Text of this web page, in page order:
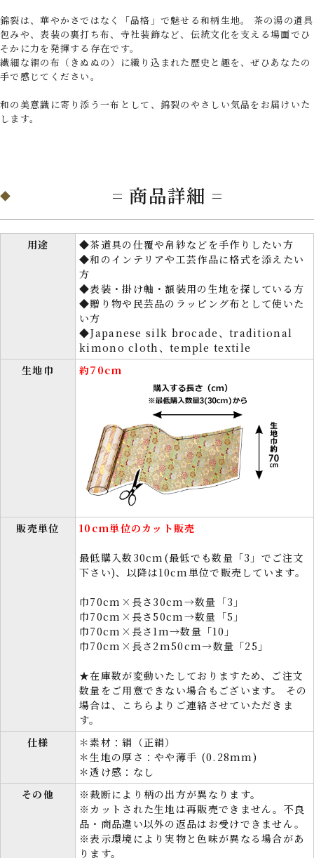
錦裂は、華やかさではなく「品格」で魅せる和柄生地。 茶の湯の道具
包みや、表装の裏打ち布、寺社装飾など、伝統文化を支える場面でひ
そかに力を発揮する存在です。
繊細な絹の布（きぬぬの）に織り込まれた歴史と趣を、ぜひあなたの
手で感じてください。
和の美意識に寄り添う一布として、錦裂のやさしい気品をお届けいた
します。
= 商品詳細 =
用途
◆茶道具の仕覆や帛紗などを手作りしたい方
◆和のインテリアや工芸作品に格式を添えたい
方
◆表装・掛け軸・額装用の生地を探している方
◆贈り物や民芸品のラッピング布として使いた
い方
◆Japanese silk brocade、traditional
kimono cloth、temple textile
生地巾
約70cm
販売単位 10cm単位のカット販売
最低購入数30cm(最低でも数量「3」でご注文
下さい)、以降は10cm単位で販売しています。
巾70cm×長さ30cm→数量「3」
巾70cm×長さ50cm→数量「5」
巾70cm×長さ1m→数量「10」
巾70cm×長さ2m50cm→数量「25」
★在庫数が変動いたしておりますため、ご注文
数量をご用意できない場合もございます。 その
場合は、こちらよりご連絡させていただきま
す。
仕様
＊素材：絹（正絹）
＊生地の厚さ：やや薄手 (0.28mm)
＊透け感：なし
その他
※裁断により柄の出方が異なります。
※カットされた生地は再販売できません。不良
品・商品違い以外の返品はお受けできません。
※表示環境により実物と色味が異なる場合があ
ります。